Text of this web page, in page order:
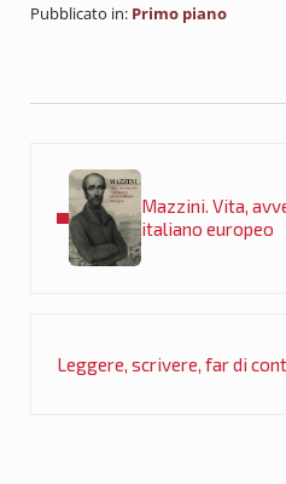
Pubblicato in: Primo piano
Mazzini. Vita,
italiano europeo
Leggere, scrivere, far di